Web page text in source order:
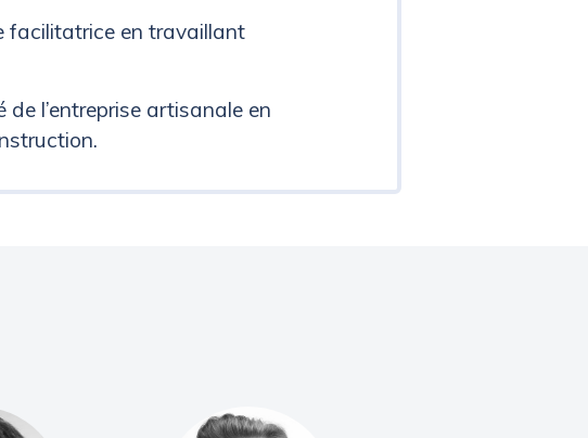
facilitatrice en travaillant
l’entreprise artisanale en